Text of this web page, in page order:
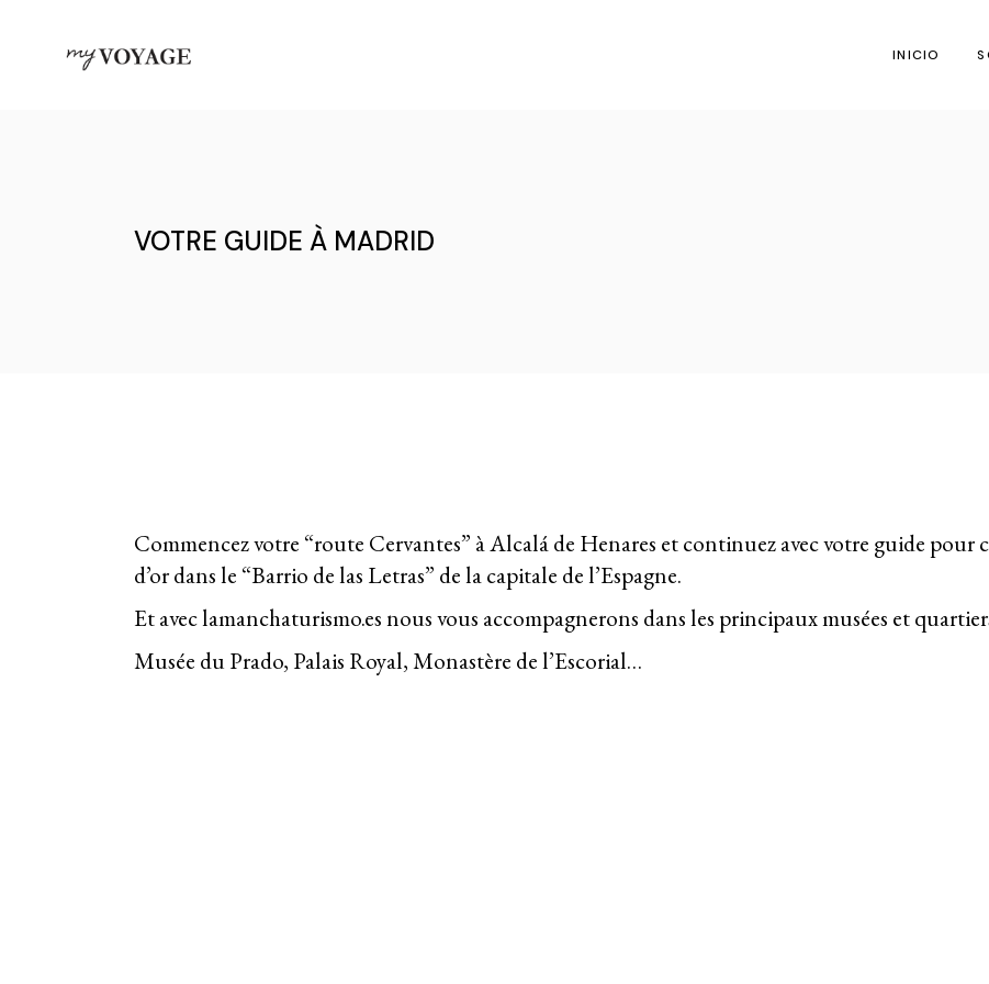
INICIO
VOTRE GUIDE À MADRID
Commencez votre “route Cervantes” à Alcalá de Henares et continuez avec votre guide pour
d’or dans le “Barrio de las Letras” de la capitale de l’Espagne.
Et avec lamanchaturismo.es nous vous accompagnerons dans les principaux musées et
Musée du Prado, Palais Royal, Monastère de l’Escorial…